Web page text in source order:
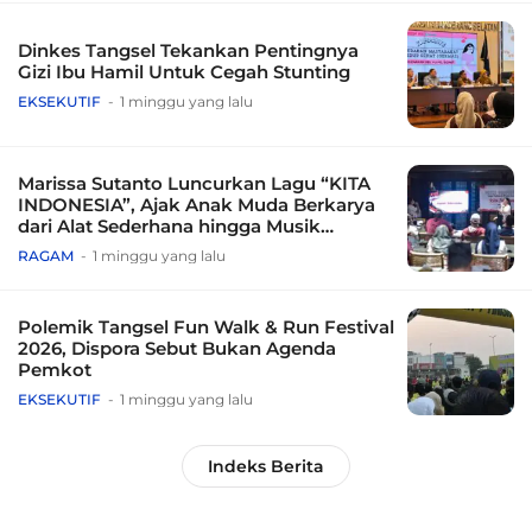
Dinkes Tangsel Tekankan Pentingnya
Gizi Ibu Hamil Untuk Cegah Stunting
EKSEKUTIF 1 minggu yang lalu
Marissa Sutanto Luncurkan Lagu “KITA
INDONESIA”, Ajak Anak Muda Berkarya
dari Alat Sederhana hingga Musik
Tradisional
RAGAM 1 minggu yang lalu
Polemik Tangsel Fun Walk & Run Festival
2026, Dispora Sebut Bukan Agenda
Pemkot
EKSEKUTIF 1 minggu yang lalu
Indeks Berita